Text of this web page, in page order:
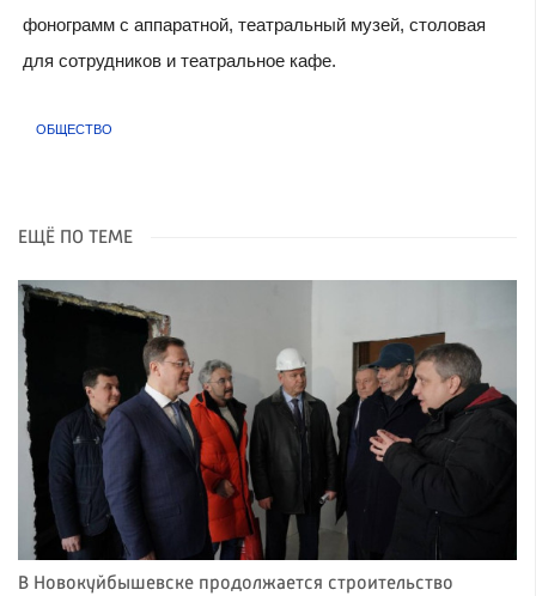
фонограмм с аппаратной, театральный музей, столовая
для сотрудников и театральное кафе.
ОБЩЕСТВО
ЕЩЁ ПО ТЕМЕ
В Новокуйбышевске продолжается строительство